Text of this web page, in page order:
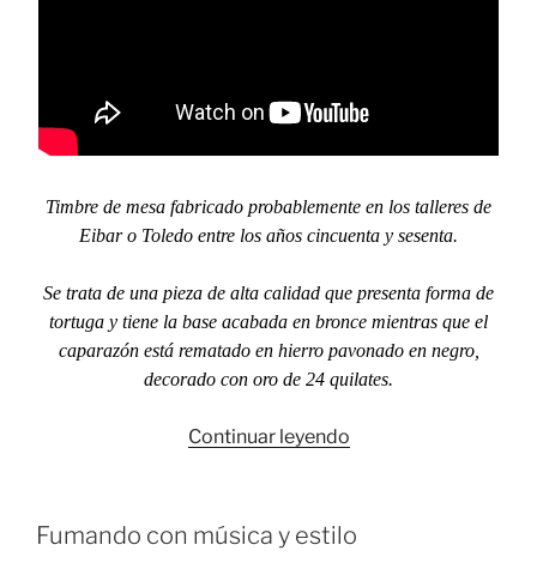
Timbre de mesa fabricado probablemente en los talleres de
Eibar o Toledo entre los años cincuenta y sesenta.
Se trata de una pieza de alta calidad que presenta forma de
tortuga y tiene la base acabada en bronce mientras que el
caparazón está rematado en hierro pavonado en negro,
decorado con oro de 24 quilates.
Continuar leyendo«La
recepción»
Fumando con música y estilo